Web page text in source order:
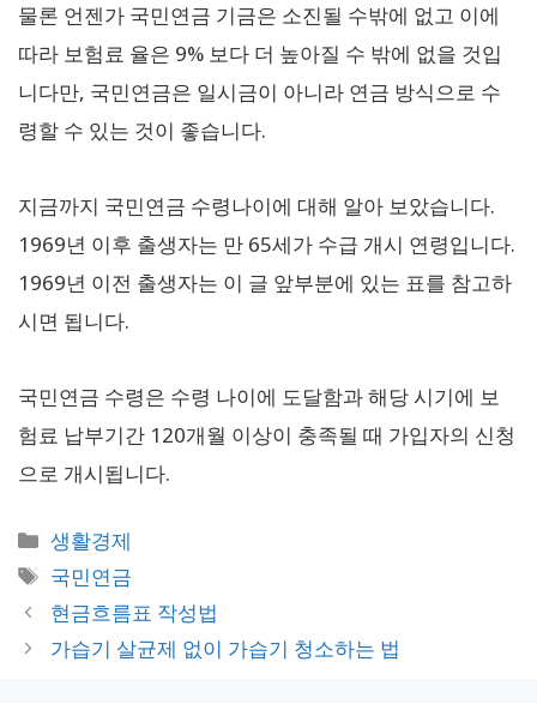
물론 언젠가 국민연금 기금은 소진될 수밖에 없고 이에
따라 보험료 율은 9% 보다 더 높아질 수 밖에 없을 것입
니다만, 국민연금은 일시금이 아니라 연금 방식으로 수
령할 수 있는 것이 좋습니다.
지금까지 국민연금 수령나이에 대해 알아 보았습니다.
1969년 이후 출생자는 만 65세가 수급 개시 연령입니다.
1969년 이전 출생자는 이 글 앞부분에 있는 표를 참고하
시면 됩니다.
국민연금 수령은 수령 나이에 도달함과 해당 시기에 보
험료 납부기간 120개월 이상이 충족될 때 가입자의 신청
으로 개시됩니다.
카
테
고
리
생활경제
태
그
국민연금
현금흐름표 작성법
가습기 살균제 없이 가습기 청소하는 법